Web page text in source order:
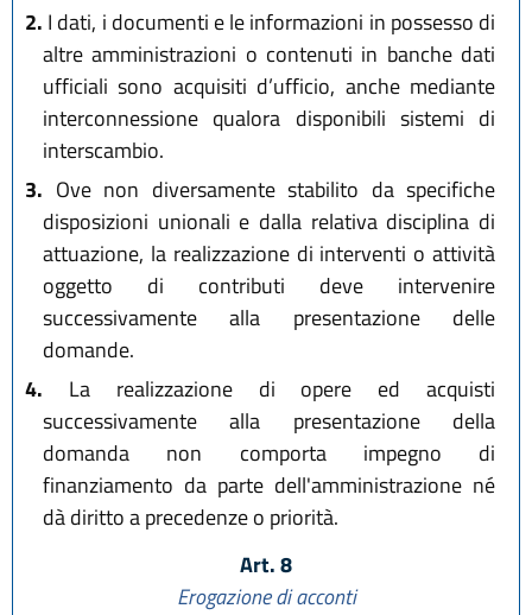
2. I dati, i documenti e le informazioni in possesso di
altre amministrazioni o contenuti in banche dati
ufficiali sono acquisiti d’ufficio, anche mediante
interconnessione qualora disponibili sistemi di
interscambio.
3. Ove non diversamente stabilito da specifiche
disposizioni unionali e dalla relativa disciplina di
attuazione, la realizzazione di interventi o attività
oggetto di contributi deve intervenire
successivamente alla presentazione delle
domande.
4. La realizzazione di opere ed acquisti
successivamente alla presentazione della
domanda non comporta impegno di
finanziamento da parte dell'amministrazione né
dà diritto a precedenze o priorità.
Art. 8
Erogazione di acconti